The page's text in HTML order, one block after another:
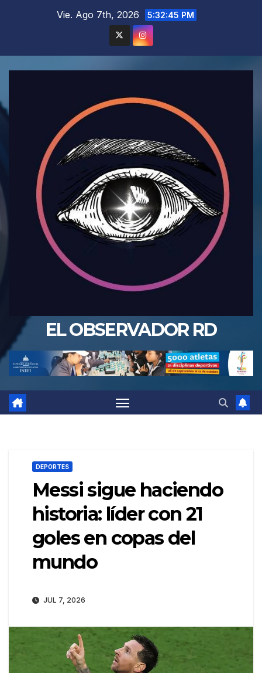
Vie. Ago 7th, 2026 5:32:47 PM
EL OBSERVADOR RD
DEPORTES
Messi sigue haciendo
historia: líder con 21
goles en copas del
mundo
JUL 7, 2026